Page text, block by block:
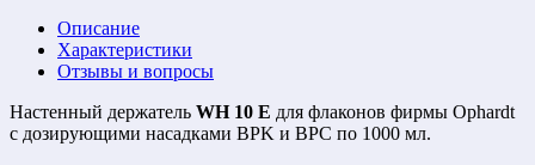
Описание
Характеристики
Отзывы и вопросы
Настенный держатель WH 10 E для флаконов фирмы Ophardt
с дозирующими насадками BPK и BPC по 1000 мл.